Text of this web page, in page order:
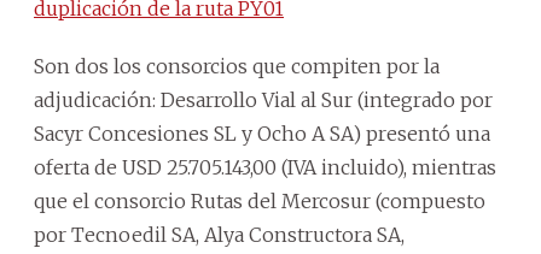
duplicación de la ruta PY01
Son dos los consorcios que compiten por la
adjudicación: Desarrollo Vial al Sur (integrado por
Sacyr Concesiones SL y Ocho A SA) presentó una
oferta de USD 25.705.143,00 (IVA incluido), mientras
que el consorcio Rutas del Mercosur (compuesto
por Tecnoedil SA, Alya Constructora SA,